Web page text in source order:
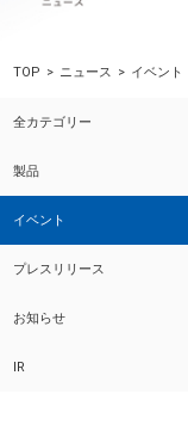
TOP ニュース イベント
全カテゴリー
製品
イベント
プレスリリース
お知らせ
IR